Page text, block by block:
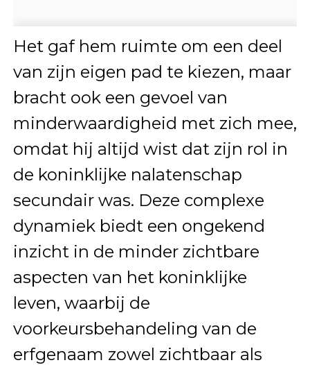
Het gaf hem ruimte om een deel
van zijn eigen pad te kiezen, maar
bracht ook een gevoel van
minderwaardigheid met zich mee,
omdat hij altijd wist dat zijn rol in
de koninklijke nalatenschap
secundair was. Deze complexe
dynamiek biedt een ongekend
inzicht in de minder zichtbare
aspecten van het koninklijke
leven, waarbij de
voorkeursbehandeling van de
erfgenaam zowel zichtbaar als